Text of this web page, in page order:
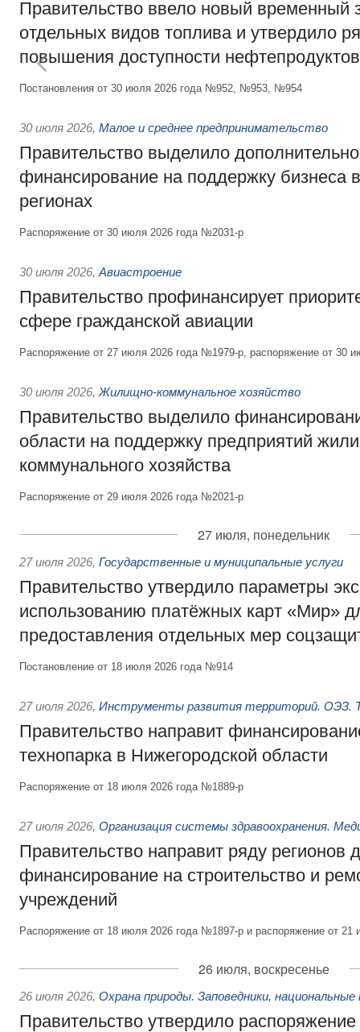
Правительство ввело новый временный
отдельных видов топлива и утвердило
повышения доступности нефтепродуктов
Постановления от 30 июля 2026 года №952, №953, №954
30 июля 2026, Малое и среднее предпринимательство
Правительство выделило
финансирование на поддержку бизнеса
регионах
Распоряжение от 30 июля 2026 года №2031-р
30 июля 2026, Авиастроение
Правительство профинансирует
сфере гражданской авиации
Распоряжение от 27 июля 2026 года №1979-р, распоряжение от 30
30 июля 2026, Жилищно-коммунальное хозяйство
Правительство выделило
области на поддержку предприятий
коммунального хозяйства
Распоряжение от 29 июля 2026 года №2021-р
27 июля, понедельник
27 июля 2026, Государственные и муниципальные услуги
Правительство утвердило параметры
использованию платёжных карт «Мир»
предоставления отдельных мер
Постановление от 18 июля 2026 года №914
27 июля 2026, Инструменты развития территорий. ОЭЗ.
Правительство направит
технопарка в Нижегородской области
Распоряжение от 18 июля 2026 года №1889-р
27 июля 2026, Организация системы здравоохранения.
Правительство направит ряду регионов
финансирование на строительство и
учреждений
Распоряжение от 18 июля 2026 года №1897-р и распоряжение от
26 июля, воскресенье
26 июля 2026, Охрана природы. Заповедники, национальные
Правительство утвердило